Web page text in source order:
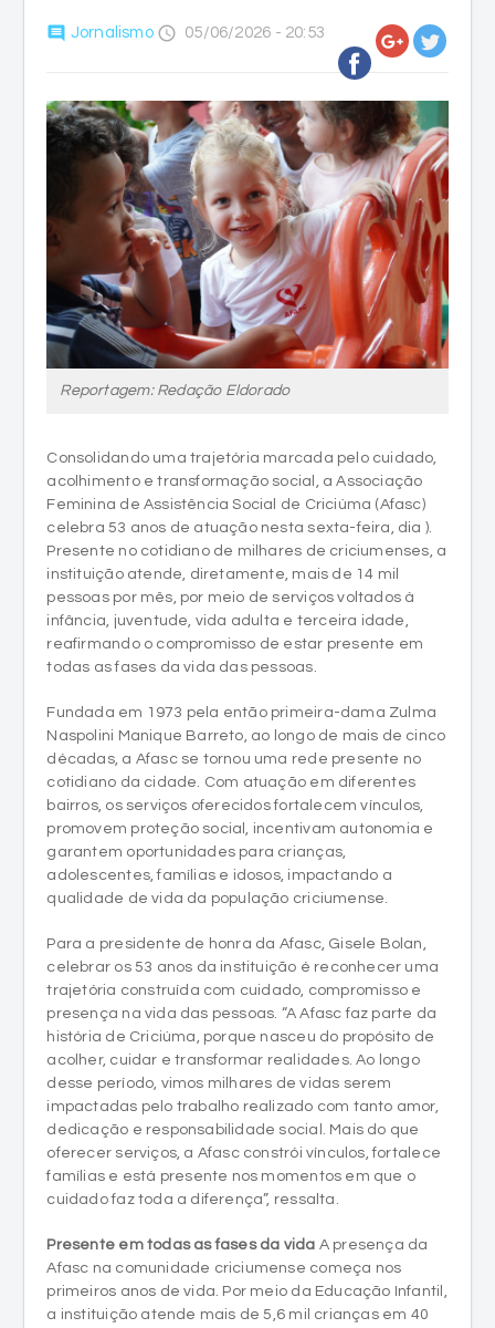
comment Jornalismo access_time 05/06/2026 - 20:53
Reportagem: Redação Eldorado
Consolidando uma trajetória marcada pelo cuidado,
acolhimento e transformação social, a Associação
Feminina de Assistência Social de Criciúma (Afasc)
celebra 53 anos de atuação nesta sexta-feira, dia ).
Presente no cotidiano de milhares de criciumenses, a
instituição atende, diretamente, mais de 14 mil
pessoas por mês, por meio de serviços voltados à
infância, juventude, vida adulta e terceira idade,
reafirmando o compromisso de estar presente em
todas as fases da vida das pessoas.
Fundada em 1973 pela então primeira-dama Zulma
Naspolini Manique Barreto, ao longo de mais de cinco
décadas, a Afasc se tornou uma rede presente no
cotidiano da cidade. Com atuação em diferentes
bairros, os serviços oferecidos fortalecem vínculos,
promovem proteção social, incentivam autonomia e
garantem oportunidades para crianças,
adolescentes, famílias e idosos, impactando a
qualidade de vida da população criciumense.
Para a presidente de honra da Afasc, Gisele Bolan,
celebrar os 53 anos da instituição é reconhecer uma
trajetória construída com cuidado, compromisso e
presença na vida das pessoas. “A Afasc faz parte da
história de Criciúma, porque nasceu do propósito de
acolher, cuidar e transformar realidades. Ao longo
desse período, vimos milhares de vidas serem
impactadas pelo trabalho realizado com tanto amor,
dedicação e responsabilidade social. Mais do que
oferecer serviços, a Afasc constrói vínculos, fortalece
famílias e está presente nos momentos em que o
cuidado faz toda a diferença”, ressalta.
Presente em todas as fases da vida A presença da
Afasc na comunidade criciumense começa nos
primeiros anos de vida. Por meio da Educação Infantil,
a instituição atende mais de 5,6 mil crianças em 40